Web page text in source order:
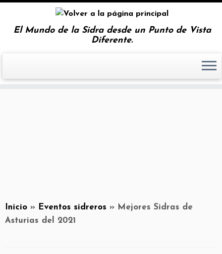
El Mundo de la Sidra desde un Punto de Vista
Diferente.
Inicio » Eventos sidreros » Mejores Sidras de
Asturias del 2021